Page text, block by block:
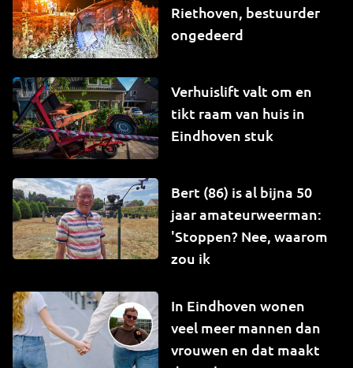
Riethoven, bestuurder
ongedeerd
Verhuislift valt om en
tikt raam van huis in
Eindhoven stuk
Bert (86) is al bijna 50
jaar amateurweerman:
'Stoppen? Nee, waarom
zou ik
In Eindhoven wonen
veel meer mannen dan
vrouwen en dat maakt